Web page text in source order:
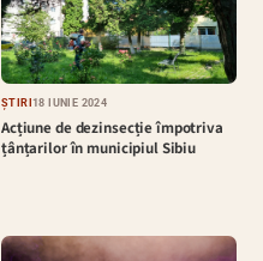
ȘTIRI18 IUNIE 2024
Acțiune de dezinsecție împotriva
țânțarilor în municipiul Sibiu